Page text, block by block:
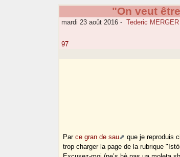
"On veut
mardi 23 août 2016 - Tederic MERGER
97
Parce gran de sau
que je reproduis
trop charger la page de la rubrique